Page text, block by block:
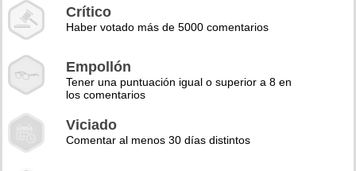
Crítico
Haber votado más de 5000 comentarios
Empollón
Tener una puntuación igual o superior a 8 en
los comentarios
Viciado
Comentar al menos 30 días distintos